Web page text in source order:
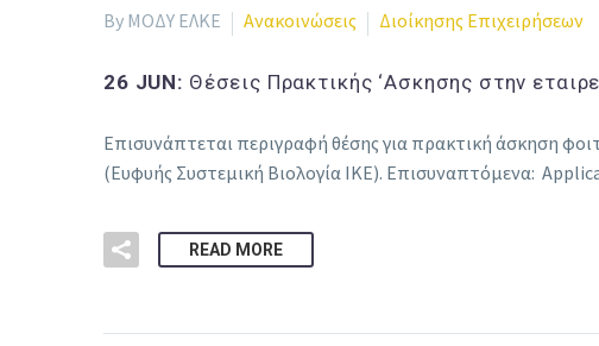
By ΜΟΔΥ ΕΛΚΕ Ανακοινώσεις Διοίκησης Επιχειρήσεων
26 JUN: Θέσεις Πρακτικής ‘Ασκησης στην
Επισυνάπτεται περιγραφή θέσης για πρακτική άσκηση
(Ευφυής Συστεμική Βιολογία ΙΚΕ). Επισυναπτόμενα:
READ MORE